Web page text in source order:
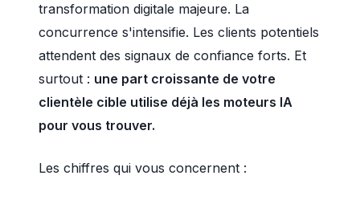
transformation digitale majeure. La
concurrence s'intensifie. Les clients potentiels
attendent des signaux de confiance forts. Et
surtout : une part croissante de votre
clientèle cible utilise déjà les moteurs IA
pour vous trouver.
Les chiffres qui vous concernent :